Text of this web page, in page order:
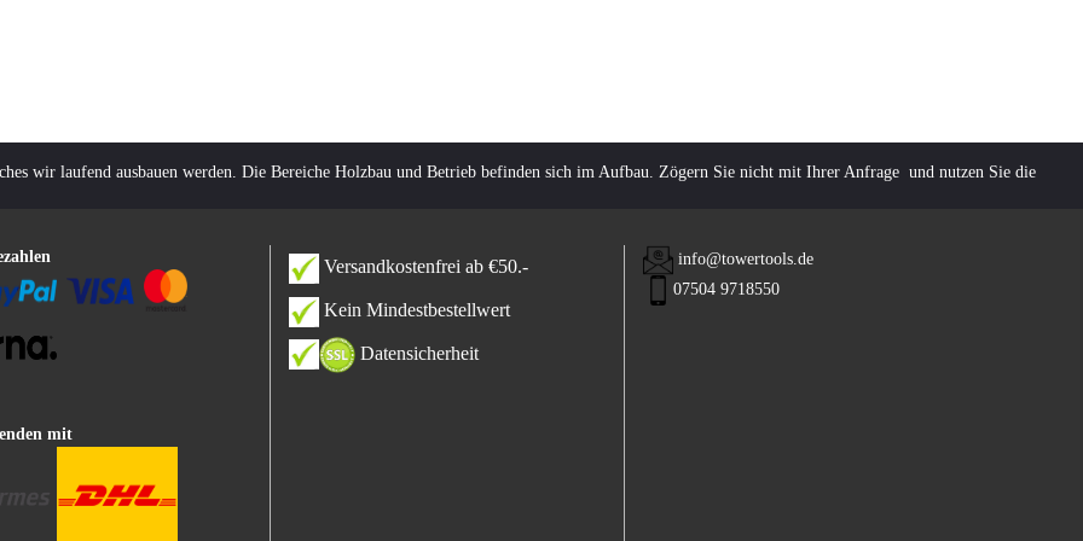
wir laufend ausbauen werden. Die Bereiche Holzbau und Betrieb befinden sich im Aufbau. Zögern Sie nicht mit Ihrer Anfrage und nutzen Sie die
mit
Versandkostenfrei ab €50.-
Kein Mindestbestellwert
Datensicherheit
info@towertools.de
07504 9718550